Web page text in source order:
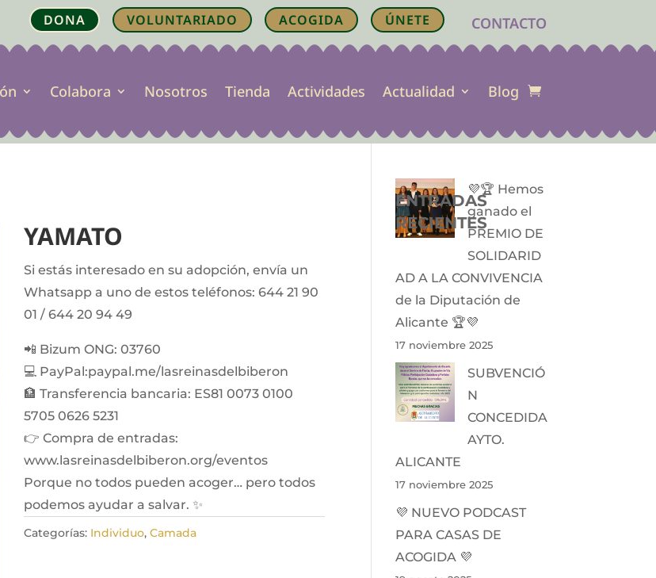
DONA VOLUNTARIADO ACOGIDA ÚNETE CONTACTO
Colabora Nosotros Tienda Actividades Actualidad Blog
YAMATO
Si estás interesado en su adopción, envía un
Whatsapp a uno de estos teléfonos: 644 21 90
01 / 644 20 94 49
📲 Bizum ONG: 03760
💻 PayPal:paypal.me/lasreinasdelbiberon
🏦 Transferencia bancaria: ES81 0073 0100
5705 0626 5231
👉 Compra de entradas:
www.lasreinasdelbiberon.org/eventos
Porque no todos pueden acoger… pero todos
podemos ayudar a salvar. ✨
Categorías: Individuo,Camada
ENTRADAS
RECIENTES
💜🏆 Hemos
ganado el
PREMIO DE
SOLIDARID
AD A LA CONVIVENCIA
de la Diputación de
Alicante 🏆💜
17 noviembre 2025
SUBVENCIÓ
N
CONCEDIDA
AYTO.
ALICANTE
17 noviembre 2025
💜 NUEVO PODCAST
PARA CASAS DE
ACOGIDA 💜